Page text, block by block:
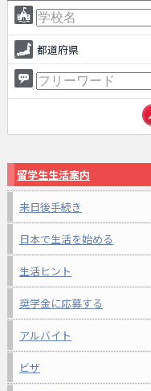
都道府県
留学生生活案内
来日後手続き
日本で生活を始める
生活ヒント
奨学金に応募する
アルバイト
ビザ